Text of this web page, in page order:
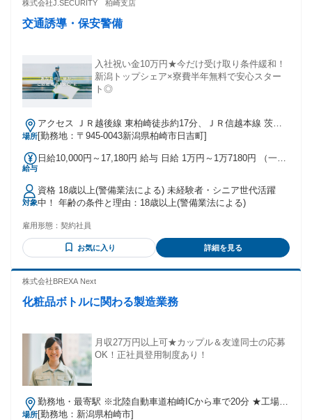
株式会社J.SECURITY 柏崎支店
交通誘導・保安警備
入社祝い金10万円★今だけ受け取り条件緩和！
新潟トップシェア×寮費半年無料で安心スター
ト◎
場所
アクセス ＪＲ越後線 東柏崎徒歩約17分、ＪＲ信越本線 茨目
出入口2徒歩約23分、ＪＲ越後線 柏崎徒歩約28分 東柏崎駅よ
[勤務地：〒945-0043新潟県柏崎市日吉町]
給与
日給10,000円～17,180円 給与 日給 1万円～1万7180円 （一律
出勤は割増し金額支給 ※燃料費支給（距離計算＋遠方手当有
り） ※車両費支給 交通費：交通費支給
対象
資格 18歳以上(警備業法による) 未経験者・シニア世代活躍
中！ 年齢の条件と理由：18歳以上(警備業法による)
雇用形態： 契約社員
お気に入り 詳細を見る
株式会社BREXA Next
化粧品ボトルに関わる製造業務
月収27万円以上可★カップル＆友達同士の応募
OK！正社員登用制度あり！
場所
勤務地・最寄駅 ※北陸自動車道柏崎ICから車で20分 ★工場敷
地内に無料駐車場あり
[勤務地：新潟県柏崎市]